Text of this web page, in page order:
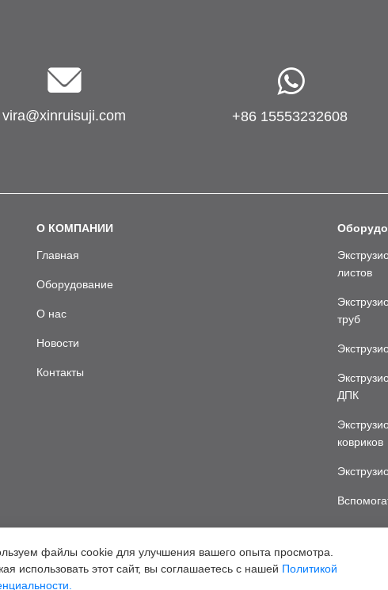
vira@xinruisuji.com +86 15553232608
О КОМПАНИИ
Главная
Оборудование
О нас
Новости
Контакты
листов
труб
ДПК
ковриков
файлы cookie для улучшения вашего опыта просмотра.
использовать этот сайт, вы соглашаетесь с нашей Политикой